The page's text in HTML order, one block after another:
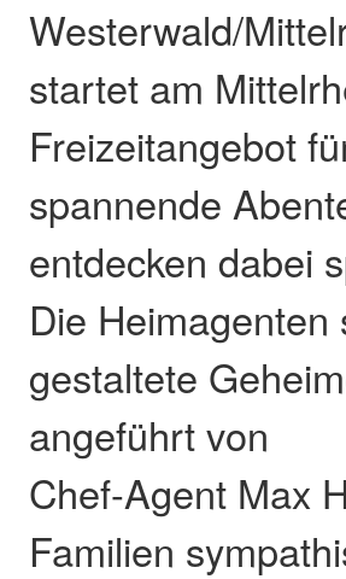
Westerwald/
startet am
Freizeitangebot
spannende
entdecken dabei
Die
gestaltete
angeführt von
Chef-Agent Max
Familien